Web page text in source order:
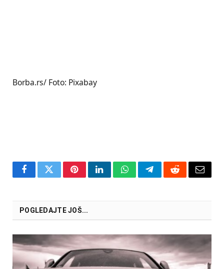
Borba.rs/ Foto: Pixabay
FacebookTwitterPinterestLinkedInWhatsAppTelegramRedditEmail
POGLEDAJTE JOŠ...